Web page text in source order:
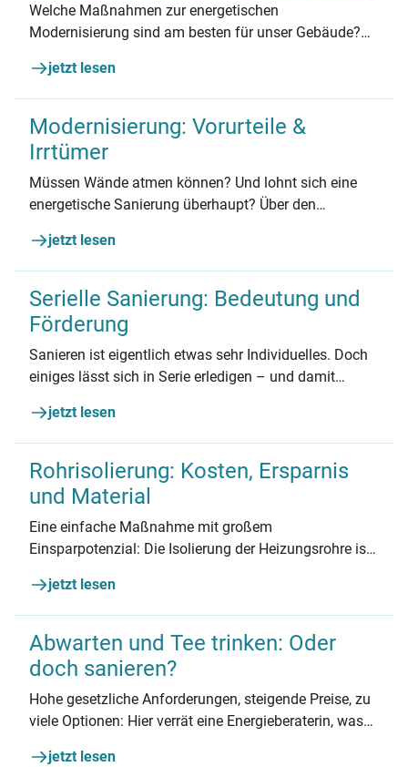
Welche Maßnahmen zur energetischen
Modernisierung sind am besten für unser Gebäude?
Eigentümergemeinschaft überzeugt werden?
Antworten auf die wichtigsten Fragen.
jetzt lesen
Modernisierung: Vorurteile &
Irrtümer
Müssen Wände atmen können? Und lohnt sich eine
energetische Sanierung überhaupt? Über den
Sanierungsmaßnahmen existieren viele Gerüchte und
Irrtümer. Doch sind diese Modernisierungsvorurteile
wirklich wahr?
jetzt lesen
Serielle Sanierung: Bedeutung und
Förderung
Sanieren ist eigentlich etwas sehr Individuelles. Doch
einiges lässt sich in Serie erledigen – und damit
Förderung für das sogenannte serielle Sanieren.
jetzt lesen
Rohrisolierung: Kosten, Ersparnis
und Material
Eine einfache Maßnahme mit großem
Einsparpotenzial: Die Isolierung der Heizungsrohre ist
sich oft schon im ersten Jahr. Wir zeigen, wie es geht
und wie viel Sie sparen können und welches Material
das richtige für Sie ist.
jetzt lesen
Abwarten und Tee trinken: Oder
doch sanieren?
Hohe gesetzliche Anforderungen, steigende Preise, zu
viele Optionen: Hier verrät eine Energieberaterin, was
jetzt lesen